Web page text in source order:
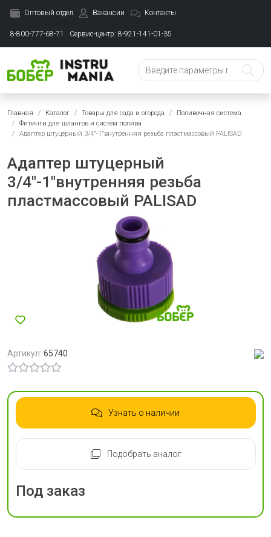
Оптовый отдел Вакансии Контакты
8-800-777-68-71 Сервис-центр: 8-921-141-01-35
Главная Каталог Товары для сада и огорода
Поливочная система
Фитинги для шлангов и систем полива
Адаптер штуцерный 3/4"-1"внутренняя резьба пластмассовый PALISAD
Адаптер штуцерный
3/4"-1"внутренняя резьба
пластмассовый PALISAD
Артикул: 65740
Узнать о наличии
Подобрать аналог
Под заказ